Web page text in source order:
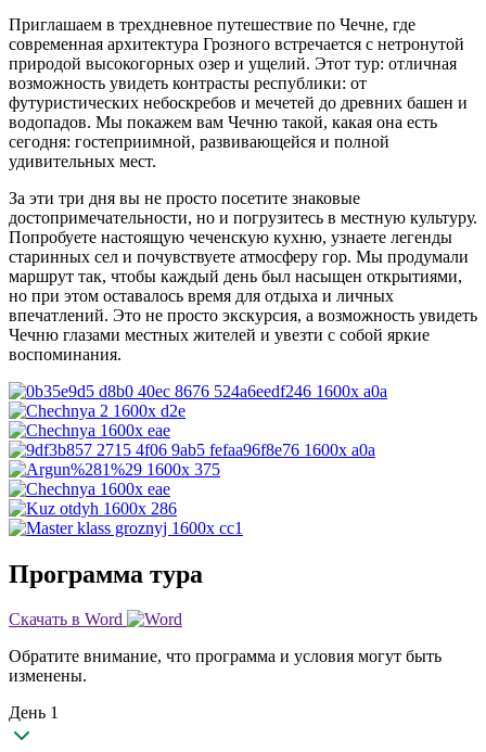
Приглашаем в трехдневное путешествие по Чечне, где
современная архитектура Грозного встречается с нетронутой
природой высокогорных озер и ущелий. Этот тур: отличная
возможность увидеть контрасты республики: от
футуристических небоскребов и мечетей до древних башен и
водопадов. Мы покажем вам Чечню такой, какая она есть
сегодня: гостеприимной, развивающейся и полной
удивительных мест.
За эти три дня вы не просто посетите знаковые
достопримечательности, но и погрузитесь в местную культуру.
Попробуете настоящую чеченскую кухню, узнаете легенды
старинных сел и почувствуете атмосферу гор. Мы продумали
маршрут так, чтобы каждый день был насыщен открытиями,
но при этом оставалось время для отдыха и личных
впечатлений. Это не просто экскурсия, а возможность увидеть
Чечню глазами местных жителей и увезти с собой яркие
воспоминания.
Программа тура
Скачать в Word
Обратите внимание, что программа и условия могут быть
изменены.
День 1